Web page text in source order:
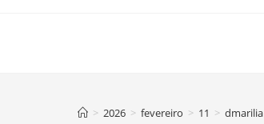
> 2026 > fevereiro > 11 > dmarilia